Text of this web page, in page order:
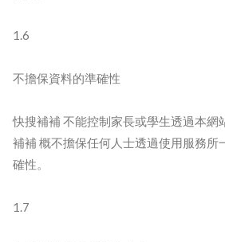
1.6
不擔保資料的準確性
快搜補補 不能控制家長或學生透過本網
補補 概不擔保任何人士透過使用服務所
確性。
1.7